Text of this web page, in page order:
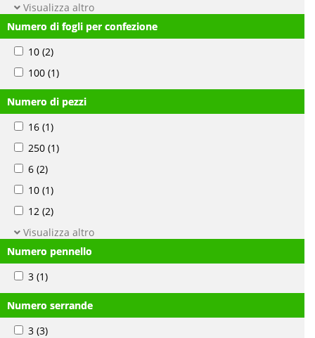
Visualizza altro
Numero di fogli per confezione
10 (2)
100 (1)
Numero di pezzi
16 (1)
250 (1)
6 (2)
10 (1)
12 (2)
Visualizza altro
Numero pennello
3 (1)
Numero serrande
3 (3)